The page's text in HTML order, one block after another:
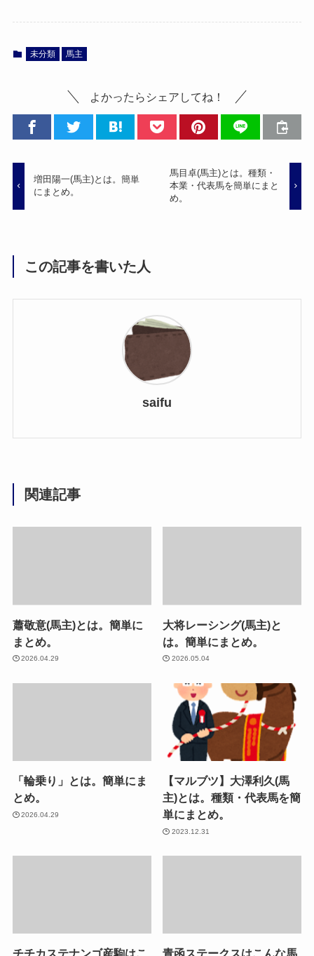
未分類 馬主
よかったらシェアしてね！
増田陽一(馬主)とは。簡単
にまとめ。
馬目卓(馬主)とは。種類・
本業・代表馬を簡単にまと
め。
この記事を書いた人
saifu
関連記事
蕭敬意(馬主)とは。簡単に
まとめ。
2026.04.29
大将レーシング(馬主)と
は。簡単にまとめ。
2026.05.04
「輪乗り」とは。簡単にま
とめ。
2026.04.29
【マルブツ】大澤利久(馬
主)とは。種類・代表馬を簡
単にまとめ。
2023.12.31
チチカステナンゴ産駒はこ 青函ステークスはこんな馬